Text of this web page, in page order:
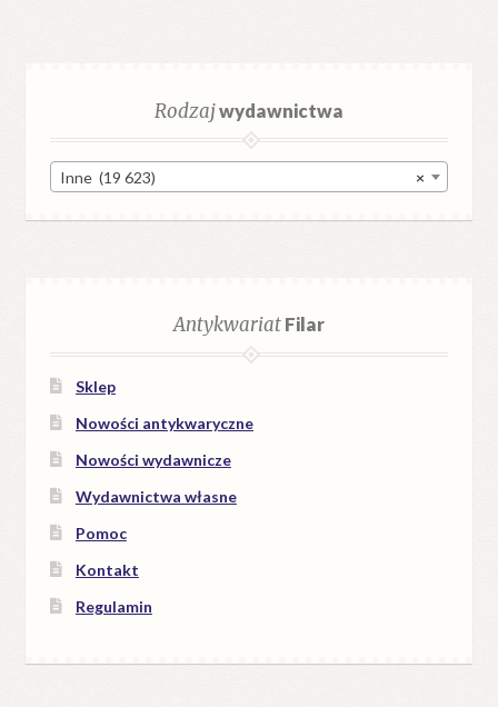
Rodzajwydawnictwa
×
Inne (19 623)
AntykwariatFilar
Sklep
Nowości antykwaryczne
Nowości wydawnicze
Wydawnictwa własne
Pomoc
Kontakt
Regulamin